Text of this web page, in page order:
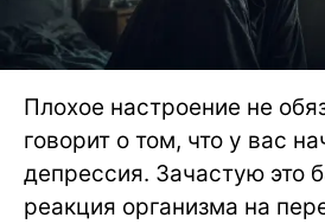
Плохое настроение не
говорит о том, что у вас
депрессия. Зачастую это
реакция организма на